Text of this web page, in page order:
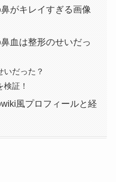
がキレイすぎる画像
血は整形のせいだっ
いだった？
証！
風プロフィールと経